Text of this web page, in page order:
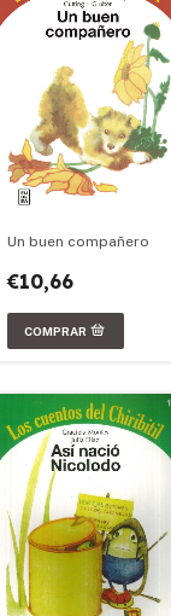
Un buen compañero
€10,66